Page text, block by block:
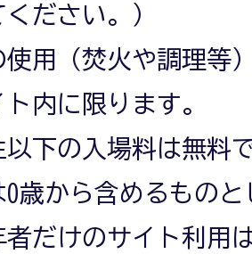
ださい。）
使用（焚火や調理等
内に限ります。
以下の入場料は無料
0歳から含めるものと
者だけのサイト利用